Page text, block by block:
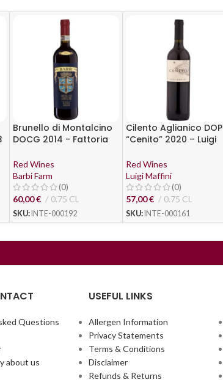
Brunello di Montalcino
DOCG 2014 - Fattoria
Red Wines
Barbi Farm
(0)
60,00€ 0.75 CL
SKU: INTE-000192
Cilento Aglianico DOP
“Cenito” 2020 – Luigi
Red Wines
Luigi Maffini
(0)
57,00€ 0.75 CL
SKU: INTE-000161
Questions
about us
USEFUL LINKS
Allergen Information
Privacy Statements
Terms & Conditions
Disclaimer
Refunds & Returns